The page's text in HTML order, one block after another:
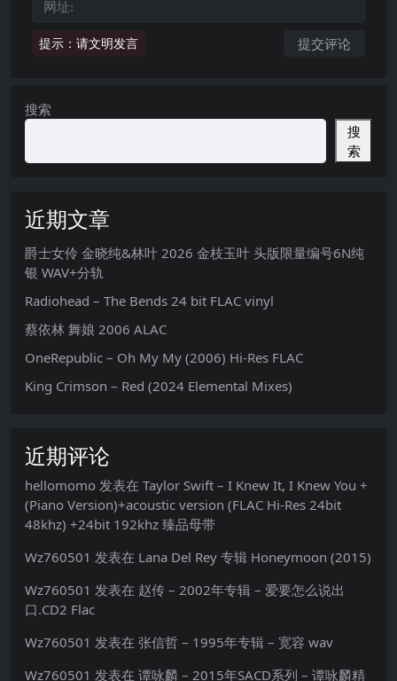
提示：请文明发言
搜索
搜
索
近期文章
爵士女伶 金晓纯&林叶 2026 金枝玉叶 头版限量编号6N纯
银 WAV+分轨
Radiohead – The Bends 24 bit FLAC vinyl
蔡依林 舞娘 2006 ALAC
OneRepublic – Oh My My (2006) Hi-Res FLAC
King Crimson – Red (2024 Elemental Mixes)
近期评论
hellomomo 发表在 Taylor Swift – I Knew It, I Knew You +
(Piano Version)+acoustic version (FLAC Hi-Res 24bit
48khz) +24bit 192khz 臻品母带
Wz760501 发表在 Lana Del Rey 专辑 Honeymoon (2015)
Wz760501 发表在 赵传 – 2002年专辑 – 爱要怎么说出
口.CD2 Flac
Wz760501 发表在 张信哲 – 1995年专辑 – 宽容 wav
Wz760501 发表在 谭咏麟 – 2015年SACD系列 – 谭咏麟精